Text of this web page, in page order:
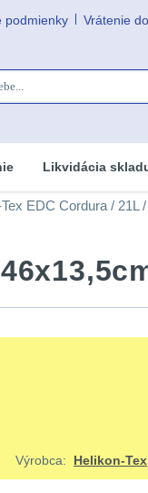
podmienky Vrátenie
Likvidácia
EDC Cordura / 21L
Výrobca: Helikon-Tex